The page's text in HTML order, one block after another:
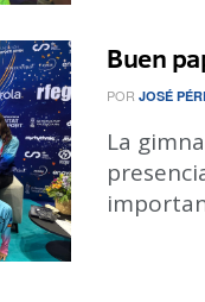
Buen
POR JOSÉ
La